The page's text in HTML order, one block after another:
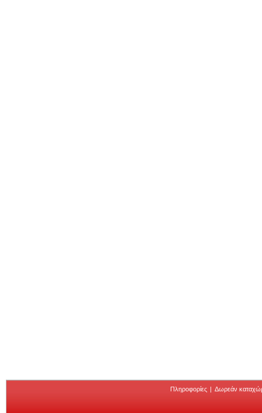
Πληροφορίες | Δωρεάν